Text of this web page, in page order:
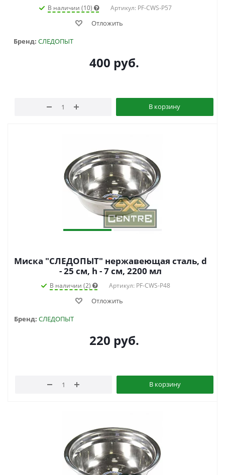
В наличии (10) Артикул: PF-CWS-P57
Отложить
Бренд: СЛЕДОПЫТ
400 руб.
В корзину
Миска "СЛЕДОПЫТ" нержавеющая сталь, d
- 25 см, h - 7 см, 2200 мл
В наличии (2) Артикул: PF-CWS-P48
Отложить
Бренд: СЛЕДОПЫТ
220 руб.
В корзину